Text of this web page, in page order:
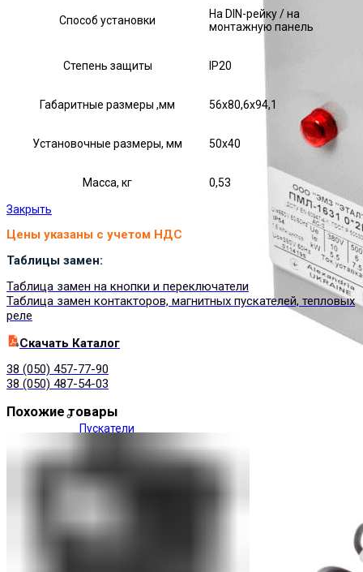
Пускатели
Способ установки
На DIN-рейку / на
монтажную панель
Степень защиты IP20
Габаритные размеры ,мм 56х80,6х94,1
Установочные размеры, мм 50х40
Масса, кг 0,53
Закрыть
Цены указаны с учетом НДС
Таблицы замен:
Таблица замен на кнопки и переключатели
Таблица замен контакторов, магнитных пускателей, тепловых
реле
Cкачать Каталог
38 (050) 457-77-90
38 (050) 487-54-03
Похожие товары